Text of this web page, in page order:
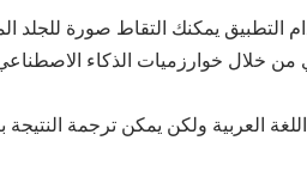
التطبيق يمكنك التقاط صورة
خلال خوارزميات الذكاء
العربية ولكن يمكن ترجمة